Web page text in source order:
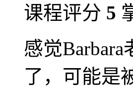
课程评分 5
感觉
了，可能是